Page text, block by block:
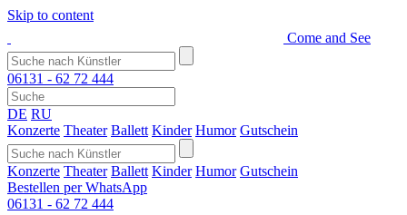
Skip to content
Come and See
06131 - 62 72 444
DE RU
Konzerte Theater Ballett Kinder Humor Gutschein
Konzerte Theater Ballett Kinder Humor Gutschein
Bestellen per WhatsApp
06131 - 62 72 444